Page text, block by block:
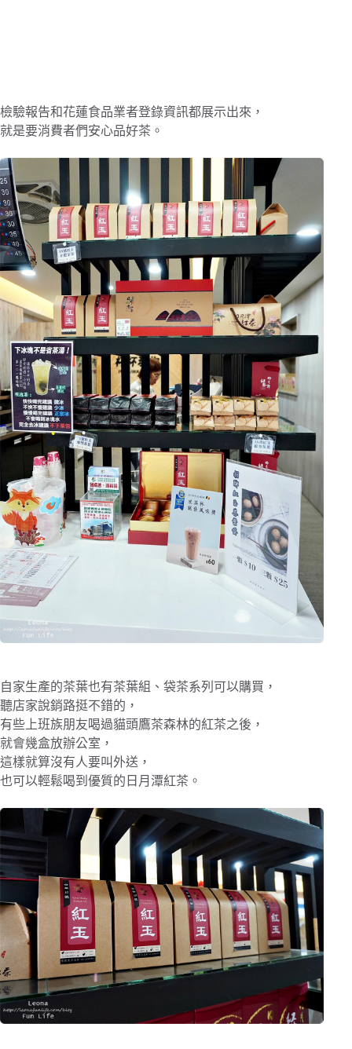
檢驗報告和花蓮食品業者登錄資訊都展示出來，
就是要消費者們安心品好茶。
自家生產的茶葉也有茶葉組、袋茶系列可以購買，
聽店家說銷路挺不錯的，
有些上班族朋友喝過貓頭鷹茶森林的紅茶之後，
就會幾盒放辦公室，
這樣就算沒有人要叫外送，
也可以輕鬆喝到優質的日月潭紅茶。